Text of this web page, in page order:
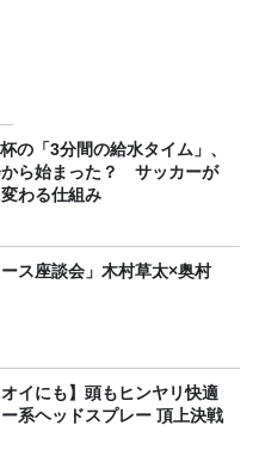
の「3分間の給水タイム」、
から始まった？ サッカーが
変わる仕組み
ス座談会」木村草太×奥村
オイにも】頭もヒンヤリ快適
系ヘッドスプレー 頂上決戦